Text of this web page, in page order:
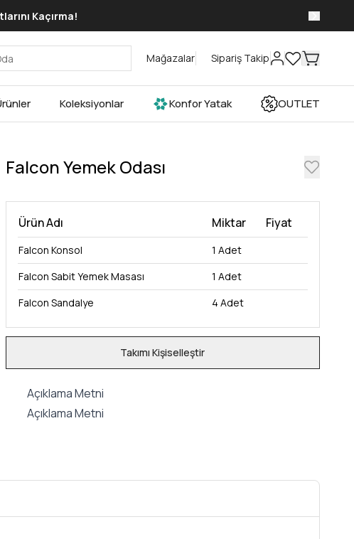
Kaçırma!
Mağazalar Sipariş Takip
Koleksiyonlar Konfor Yatak OUTLET
Falcon Yemek Odası
Ürün Adı Miktar Fiyat
Falcon Konsol 1 Adet
Falcon Sabit Yemek Masası
1 Adet
Falcon Sandalye
4 Adet
Takımı Kişiselleştir
Açıklama Metni
Açıklama Metni